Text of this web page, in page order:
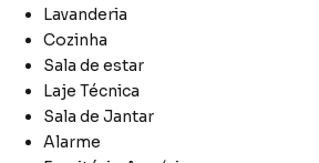
Lavanderia
Cozinha
Sala de estar
Laje Técnica
Sala de Jantar
Alarme